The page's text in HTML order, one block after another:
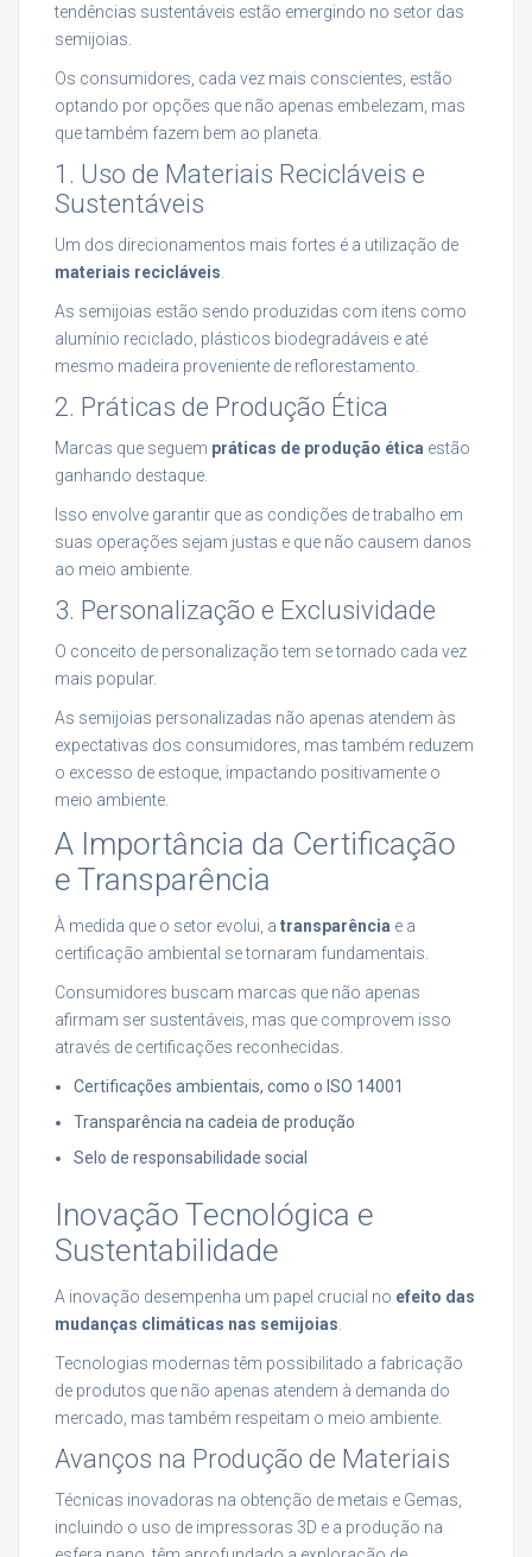
tendências sustentáveis estão emergindo no setor das
semijoias.
Os consumidores, cada vez mais conscientes, estão
optando por opções que não apenas embelezam, mas
que também fazem bem ao planeta.
1. Uso de Materiais Recicláveis e
Sustentáveis
Um dos direcionamentos mais fortes é a utilização de
materiais recicláveis
As semijoias estão sendo produzidas com itens como
alumínio reciclado, plásticos biodegradáveis e até
mesmo madeira proveniente de reflorestamento.
2. Práticas de Produção Ética
Marcas que seguem práticas de produção ética estão
ganhando destaque.
Isso envolve garantir que as condições de trabalho em
suas operações sejam justas e que não causem danos
ao meio ambiente.
3. Personalização e Exclusividade
O conceito de personalização tem se tornado cada vez
mais popular.
As semijoias personalizadas não apenas atendem às
expectativas dos consumidores, mas também reduzem
o excesso de estoque, impactando positivamente o
meio ambiente.
A Importância da Certificação
e Transparência
À medida que o setor evolui, a transparência e a
certificação ambiental se tornaram fundamentais.
Consumidores buscam marcas que não apenas
afirmam ser sustentáveis, mas que comprovem isso
através de certificações reconhecidas.
Certificações ambientais, como o ISO 14001
Transparência na cadeia de produção
Selo de responsabilidade social
Inovação Tecnológica e
Sustentabilidade
A inovação desempenha um papel crucial no efeito das
mudanças climáticas nas semijoias
Tecnologias modernas têm possibilitado a fabricação
de produtos que não apenas atendem à demanda do
mercado, mas também respeitam o meio ambiente.
Avanços na Produção de Materiais
Técnicas inovadoras na obtenção de metais e Gemas,
incluindo o uso de impressoras 3D e a produção na